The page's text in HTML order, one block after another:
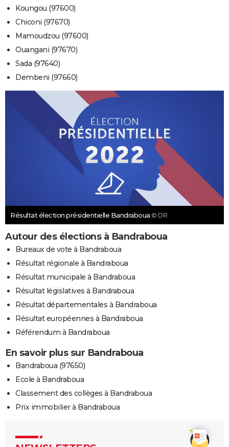
Koungou (97600)
Chiconi (97670)
Mamoudzou (97600)
Ouangani (97670)
Sada (97640)
Dembeni (97660)
Résultat élection présidentielle Bandraboua © DR
Autour des élections à Bandraboua
Bureaux de vote à Bandraboua
Résultat régionale à Bandraboua
Résultat municipale à Bandraboua
Résultat législatives à Bandraboua
Résultat départementales à Bandraboua
Résultat européennes à Bandraboua
Référendum à Bandraboua
En savoir plus sur Bandraboua
Bandraboua (97650)
Ecole à Bandraboua
Classement des collèges à Bandraboua
Prix immobilier à Bandraboua